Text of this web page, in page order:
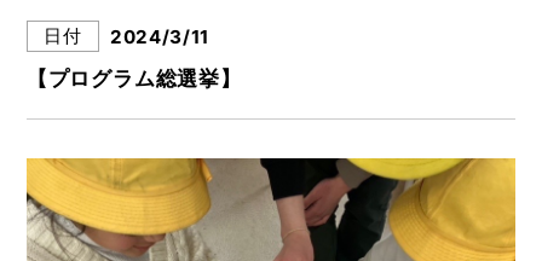
日付 2024/3/11
【プログラム総選挙】